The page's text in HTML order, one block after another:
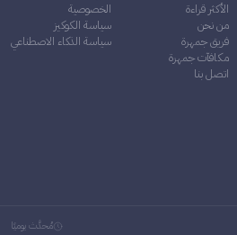
الأكثر قراءة
من نحن
فريق جمهرة
مكافآت جمهرة
اتصل بنا
الخصوصية
سياسة الكوكيز
سياسة الذكاء الاصطناعي
مُحدَّث يوميًا